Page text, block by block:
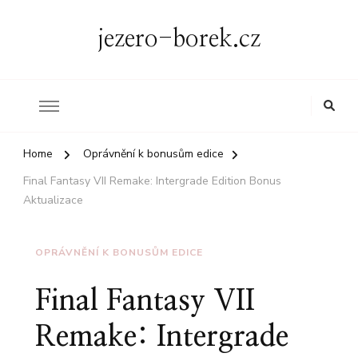
jezero-borek.cz
Home
Oprávnění k bonusům edice
Final Fantasy VII Remake: Intergrade Edition Bonus
Aktualizace
OPRÁVNĚNÍ K BONUSŮM EDICE
Final Fantasy VII
Remake: Intergrade